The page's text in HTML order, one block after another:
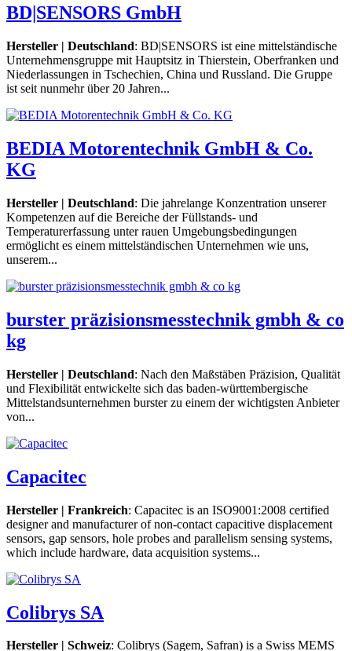
BD|SENSORS GmbH
Hersteller | Deutschland: BD|SENSORS ist eine mittelständische
Unternehmensgruppe mit Hauptsitz in Thierstein, Oberfranken und
Niederlassungen in Tschechien, China und Russland. Die Gruppe
ist seit nunmehr über 20 Jahren...
BEDIA Motorentechnik GmbH & Co.
KG
Hersteller | Deutschland: Die jahrelange Konzentration unserer
Kompetenzen auf die Bereiche der Füllstands- und
Temperaturerfassung unter rauen Umgebungsbedingungen
ermöglicht es einem mittelständischen Unternehmen wie uns,
unserem...
burster präzisionsmesstechnik gmbh & co
kg
Hersteller | Deutschland: Nach den Maßstäben Präzision, Qualität
und Flexibilität entwickelte sich das baden-württembergische
Mittelstandsunternehmen burster zu einem der wichtigsten Anbieter
von...
Capacitec
Hersteller | Frankreich: Capacitec is an ISO9001:2008 certified
designer and manufacturer of non-contact capacitive displacement
sensors, gap sensors, hole probes and parallelism sensing systems,
which include hardware, data acquisition systems...
Colibrys SA
Hersteller | Schweiz: Colibrys (Sagem, Safran) is a Swiss MEMS